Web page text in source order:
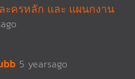
ะครหลัก และ แผนกงาน
5 yearsago